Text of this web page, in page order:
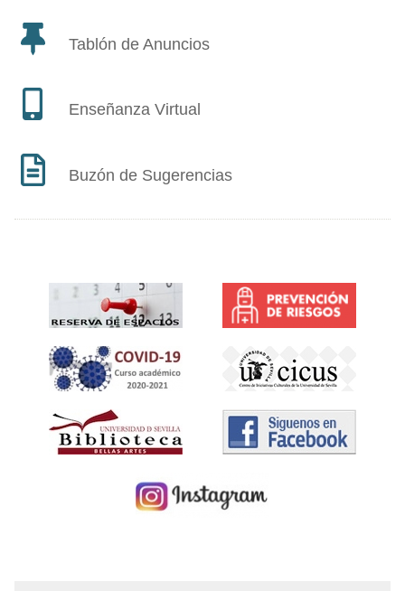
Tablón de Anuncios
Enseñanza Virtual
Buzón de Sugerencias